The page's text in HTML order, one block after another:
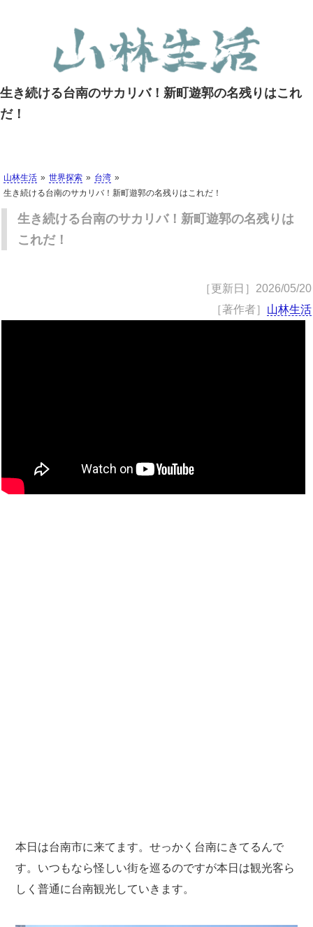
生き続ける台南のサカリバ！新町遊郭の名残りはこれ
だ！
山林生活 世界探索
台湾
生き続ける台南のサカリバ！新町遊郭の名残りはこれだ！
生き続ける台南のサカリバ！新町遊郭の名残りは
これだ！
［更新日］ 2026/05/20
［著作者］ 山林生活
本日は台南市に来てます。せっかく台南にきてるんで
す。いつもなら怪しい街を巡るのですが本日は観光客ら
しく普通に台南観光していきます。